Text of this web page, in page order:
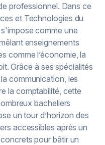
professionnel. Dans ce
et Technologies du
comme une
enseignements
comme l’économie, la
Grâce à ses spécialités
communication, les
la comptabilité, cette
bacheliers
un tour d’horizon des
accessibles après un
pour bâtir un